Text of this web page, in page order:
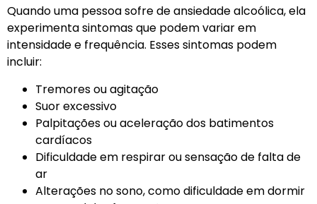
Quando uma pessoa sofre de ansiedade alcoólica, ela
experimenta sintomas que podem variar em
intensidade e frequência. Esses sintomas podem
incluir:
Tremores ou agitação
Suor excessivo
Palpitações ou aceleração dos batimentos
cardíacos
Dificuldade em respirar ou sensação de falta de
ar
Alterações no sono, como dificuldade em dormir